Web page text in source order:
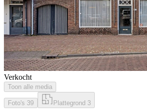
Verkocht
Toon alle media
Foto's 39 Plattegrond 3